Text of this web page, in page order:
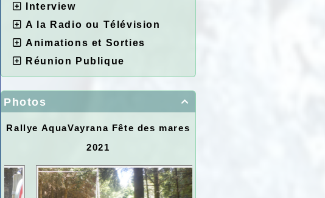
Interview
A la Radio ou Télévision
Animations et Sorties
Réunion Publique

Photos
Rallye AquaVayrana Fête des mares
2021